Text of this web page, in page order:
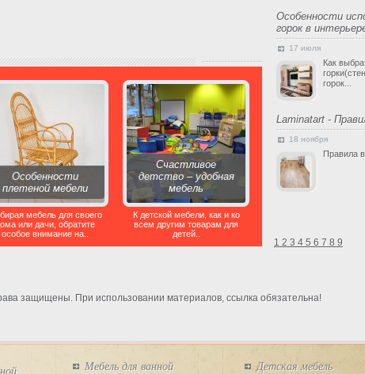
Особенности
плетеной мебели
мебель для своего
или дачи, обратите
особое внимание на..
Счастливое
детство – удобная
мебель
К детской мебели, как и ко
всем другим товарам для
детей..
Особенности
горок в
17 июля
Как
горок...
Laminatart -
18 ноября
Правила
1 2 3 4 5 6 7 8 9
защищены. При использовании материалов, ссылка обязательна!
Мебель для ванной Детская мебель